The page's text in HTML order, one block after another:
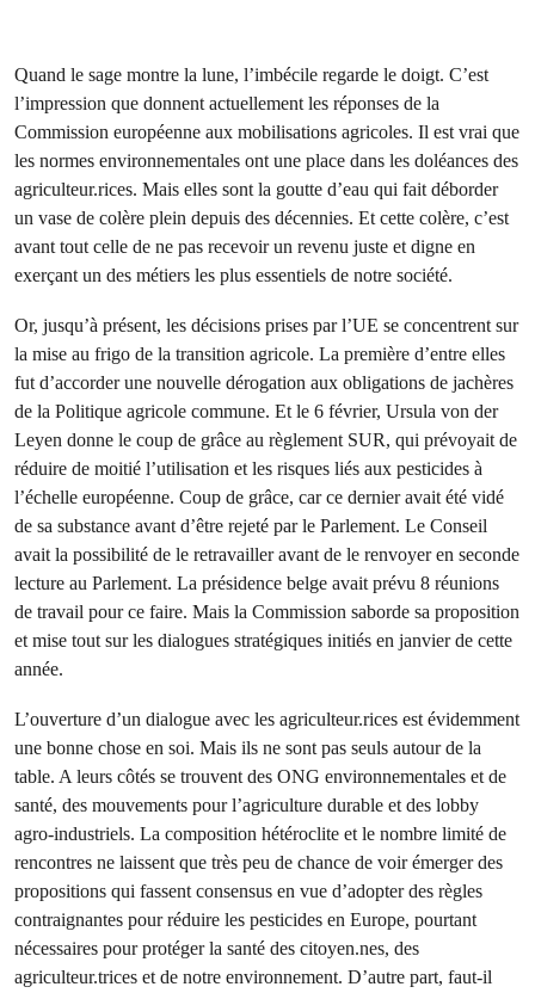
Quand le sage montre la lune, l’imbécile regarde le doigt. C’est
l’impression que donnent actuellement les réponses de la
Commission européenne aux mobilisations agricoles. Il est vrai que
les normes environnementales ont une place dans les doléances des
agriculteur.rices. Mais elles sont la goutte d’eau qui fait déborder
un vase de colère plein depuis des décennies. Et cette colère, c’est
avant tout celle de ne pas recevoir un revenu juste et digne en
exerçant un des métiers les plus essentiels de notre société.
Or, jusqu’à présent, les décisions prises par l’UE se concentrent sur
la mise au frigo de la transition agricole. La première d’entre elles
fut d’accorder une nouvelle dérogation aux obligations de jachères
de la Politique agricole commune. Et le 6 février, Ursula von der
Leyen donne le coup de grâce au règlement SUR, qui prévoyait de
réduire de moitié l’utilisation et les risques liés aux pesticides à
l’échelle européenne. Coup de grâce, car ce dernier avait été vidé
de sa substance avant d’être rejeté par le Parlement. Le Conseil
avait la possibilité de le retravailler avant de le renvoyer en seconde
lecture au Parlement. La présidence belge avait prévu 8 réunions
de travail pour ce faire. Mais la Commission saborde sa proposition
et mise tout sur les dialogues stratégiques initiés en janvier de cette
année.
L’ouverture d’un dialogue avec les agriculteur.rices est évidemment
une bonne chose en soi. Mais ils ne sont pas seuls autour de la
table. A leurs côtés se trouvent des ONG environnementales et de
santé, des mouvements pour l’agriculture durable et des lobby
agro-industriels. La composition hétéroclite et le nombre limité de
rencontres ne laissent que très peu de chance de voir émerger des
propositions qui fassent consensus en vue d’adopter des règles
contraignantes pour réduire les pesticides en Europe, pourtant
nécessaires pour protéger la santé des citoyen.nes, des
agriculteur.trices et de notre environnement. D’autre part, faut-il